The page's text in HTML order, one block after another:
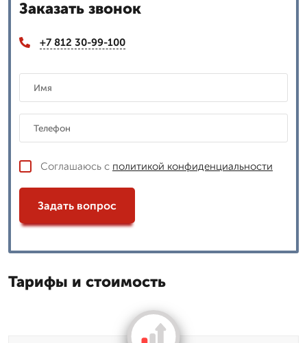
Заказать звонок
+7 812 30-99-100
Соглашаюсь с политикой конфиденциальности
Задать вопрос
Тарифы и стоимость